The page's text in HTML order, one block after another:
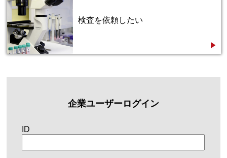
検査を依頼したい
企業ユーザーログイン
ID